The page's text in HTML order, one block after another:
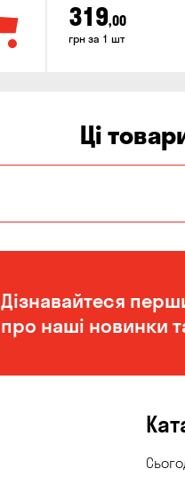
319,00
грн за 1 шт
Ці
Миколаїв
Дізнавайтеся
про наші новинки